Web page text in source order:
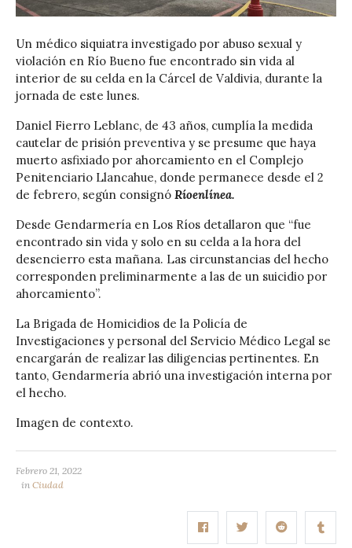
Un médico siquiatra investigado por abuso sexual y
violación en Río Bueno fue encontrado sin vida al
interior de su celda en la Cárcel de Valdivia, durante la
jornada de este lunes.
Daniel Fierro Leblanc, de 43 años, cumplía la medida
cautelar de prisión preventiva y se presume que haya
muerto asfixiado por ahorcamiento en el Complejo
Penitenciario Llancahue, donde permanece desde el 2
de febrero, según consignó Ríoenlínea.
Desde Gendarmería en Los Ríos detallaron que “fue
encontrado sin vida y solo en su celda a la hora del
desencierro esta mañana. Las circunstancias del hecho
corresponden preliminarmente a las de un suicidio por
ahorcamiento”.
La Brigada de Homicidios de la Policía de
Investigaciones y personal del Servicio Médico Legal se
encargarán de realizar las diligencias pertinentes. En
tanto, Gendarmería abrió una investigación interna por
el hecho.
Imagen de contexto.
Febrero 21, 2022
in Ciudad